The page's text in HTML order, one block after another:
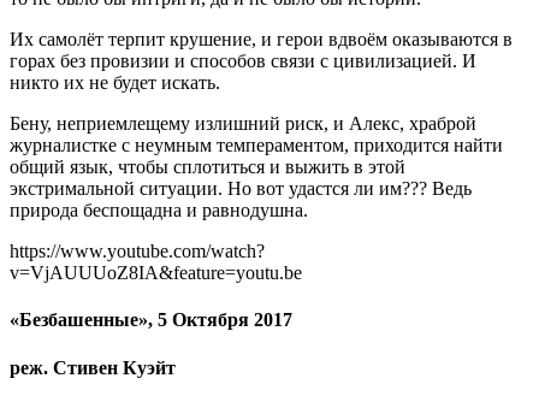
Их самолёт терпит крушение, и герои вдвоём оказываются в
горах без провизии и способов связи с цивилизацией. И
никто их не будет искать.
Бену, неприемлещему излишний риск, и Алекс, храброй
журналистке с неумным темпераментом, приходится найти
общий язык, чтобы сплотиться и выжить в этой
экстримальной ситуации. Но вот удастся ли им??? Ведь
природа беспощадна и равнодушна.
https://www.youtube.com/watch?
v=VjAUUUoZ8IA&feature=youtu.be
«Безбашенные», 5 Октября 2017
реж. Стивен Куэйт